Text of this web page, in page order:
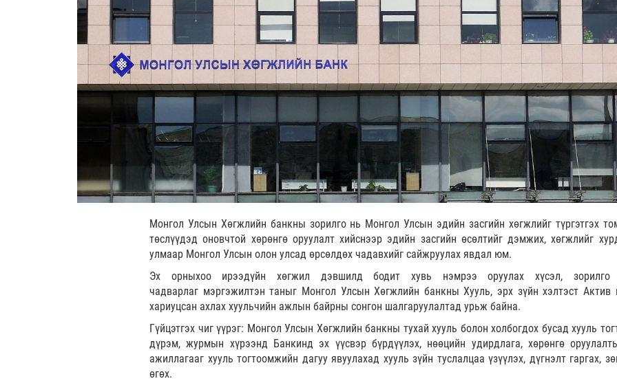
Монгол Улсын Хөгжлийн банкны зорилго нь Монгол Улсын эдийн засгийн хөгжлийг түргэтгэх
төслүүдэд оновчтой хөрөнгө оруулалт хийснээр эдийн засгийн өсөлтийг дэмжих, хөгжлийг
улмаар Монгол Улсын олон улсад өрсөлдөх чадавхийг сайжруулах явдал юм.
Эх орныхоо ирээдүйн хөгжил дэвшилд бодит хувь нэмрээ оруулах хүсэл, зорилго
чадварлаг мэргэжилтэн таныг Монгол Улсын Хөгжлийн банкны Хууль, эрх зүйн хэлтэст Актив
хариуцсан ахлах хуульчийн ажлын байрны сонгон шалгаруулалтад урьж байна.
Гүйцэтгэх чиг үүрэг: Монгол Улсын Хөгжлийн банкны тухай хууль болон холбогдох бусад хууль
дүрэм, журмын хүрээнд Банкинд эх үүсвэр бүрдүүлэх, нөөцийн удирдлага, хөрөнгө
ажиллагааг хууль тогтоомжийн дагуу явуулахад хууль зүйн туслалцаа үзүүлэх, дүгнэлт гаргах,
өгөх.